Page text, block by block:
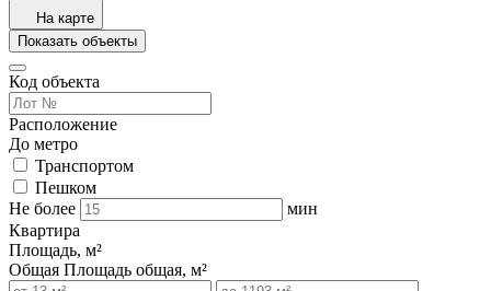
На карте
Показать объекты
Код объекта
Расположение
До метро
Транспортом
Пешком
Не более
мин
Квартира
Площадь, м²
Общая Площадь общая, м²